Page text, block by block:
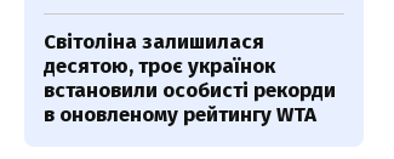
Світоліна залишилася
десятою, троє українок
встановили особисті рекорди
в оновленому рейтингу WTA